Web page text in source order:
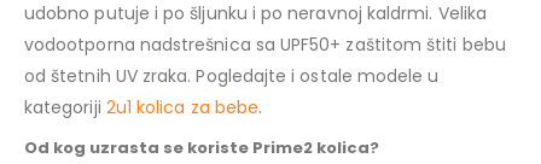
udobno putuje i po šljunku i po neravnoj kaldrmi. Velika
vodootporna nadstrešnica sa UPF50+ zaštitom štiti bebu
od štetnih UV zraka. Pogledajte i ostale modele u
kategoriji 2u1 kolica za bebe.
Od kog uzrasta se koriste Prime2 kolica?